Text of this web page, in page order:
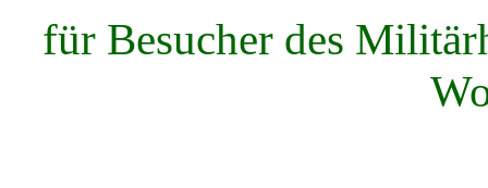
für Besucher des